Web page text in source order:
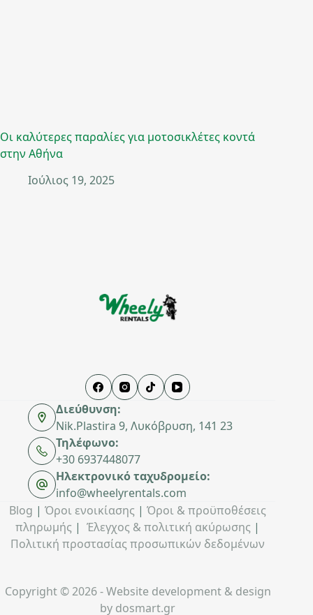
Οι καλύτερες παραλίες για μοτοσικλέτες κοντά
στην Αθήνα
Ιούλιος 19, 2025
Διεύθυνση:
Nik.Plastira 9, Λυκόβρυση, 141 23
Τηλέφωνο:
+30 6937448077
Ηλεκτρονικό ταχυδρομείο:
info@wheelyrentals.com
Blog |Όροι ενοικίασης |Όροι & προϋποθέσεις
πληρωμής |Έλεγχος & πολιτική ακύρωσης |
Πολιτική προστασίας προσωπικών δεδομένων
Copyright © 2026 - Website development & design
by dosmart.gr